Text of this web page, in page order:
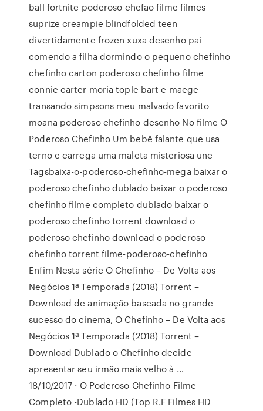
ball fortnite poderoso chefao filme filmes
suprize creampie blindfolded teen
divertidamente frozen xuxa desenho pai
comendo a filha dormindo o pequeno chefinho
chefinho carton poderoso chefinho filme
connie carter moria tople bart e maege
transando simpsons meu malvado favorito
moana poderoso chefinho desenho No filme O
Poderoso Chefinho Um bebê falante que usa
terno e carrega uma maleta misteriosa une
Tagsbaixa-o-poderoso-chefinho-mega baixar o
poderoso chefinho dublado baixar o poderoso
chefinho filme completo dublado baixar o
poderoso chefinho torrent download o
poderoso chefinho download o poderoso
chefinho torrent filme-poderoso-chefinho
Enfim Nesta série O Chefinho – De Volta aos
Negócios 1ª Temporada (2018) Torrent –
Download de animação baseada no grande
sucesso do cinema, O Chefinho – De Volta aos
Negócios 1ª Temporada (2018) Torrent –
Download Dublado o Chefinho decide
apresentar seu irmão mais velho à …
18/10/2017 · O Poderoso Chefinho Filme
Completo -Dublado HD (Top R.F Filmes HD